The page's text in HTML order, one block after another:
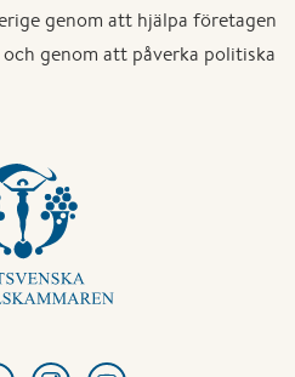
genom att hjälpa företagen
genom att påverka politiska